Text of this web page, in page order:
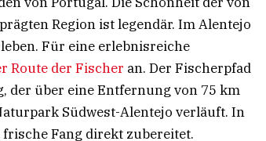
Region ist legendär. Im Alentejo
Für eine erlebnisreiche
Route der Fischer an. Der Fischerpfad
der über eine Entfernung von 75 km
Südwest-Alentejo verläuft. In
Fang direkt zubereitet.